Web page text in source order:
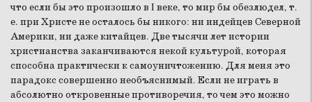
что если бы это произошло в I веке, то мир бы обезлюдел, т.
е. при Христе не осталось бы никого: ни индейцев Северной
Америки, ни даже китайцев. Две тысячи лет истории
христианства заканчиваются некой культурой, которая
способна практически к самоуничтожению. Для меня это
парадокс совершенно необъяснимый. Если не играть в
абсолютно откровенные противоречия, то чем это можно